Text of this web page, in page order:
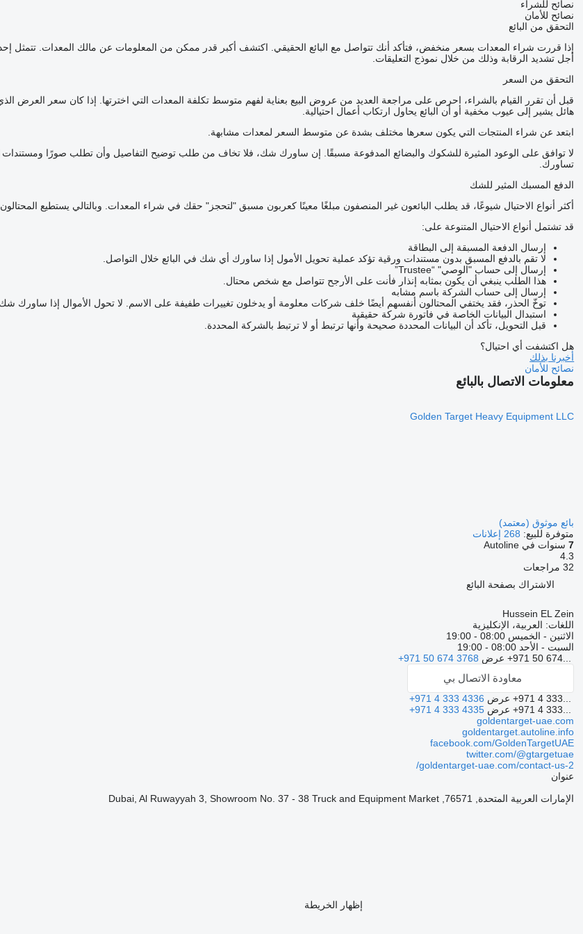
نصائح للشراء
نصائح للأمان
التحقق من البائع
إذا قررت شراء المعدات بسعر منخفض، فتأكد أنك تتواصل مع البائع الحقيقي. اكتشف أكبر قدر ممكن من المعلومات عن مالك المعدات.
أجل تشديد الرقابة وذلك من خلال نموذج التعليقات.
التحقق من السعر
قبل أن تقرر القيام بالشراء، احرص على مراجعة العديد من عروض البيع بعناية لفهم متوسط تكلفة المعدات التي اخترتها. إذا كان سعر
هائل يشير إلى عيوب مخفية أو أن البائع يحاول ارتكاب أعمال احتيالية.
ابتعد عن شراء المنتجات التي يكون سعرها مختلف بشدة عن متوسط السعر لمعدات مشابهة.
لا توافق على الوعود المثيرة للشكوك والبضائع المدفوعة مسبقًا. إن ساورك شك، فلا تخاف من طلب توضيح التفاصيل وأن تطلب صورًا
تساورك.
الدفع المسبك المثير للشك
أكثر أنواع الاحتيال شيوعًا، قد يطلب البائعون غير المنصفون مبلغًا معينًا كعربون مسبق "لتحجز" حقك في شراء المعدات. وبالتالي يستطيع
قد تشتمل أنواع الاحتيال المتنوعة على:
إرسال الدفعة المسبقة إلى البطاقة
لا تقم بالدفع المسبق بدون مستندات ورقية تؤكد عملية تحويل الأمول إذا ساورك أي شك في البائع خلال التواصل.
إرسال إلى حساب "الوصي" “Trustee”
هذا الطلب ينبغي أن يكون بمثابه إنذار فأنت على الأرجح تتواصل مع شخص محتال.
إرسال إلى حساب الشركة باسم مشابه
توخّ الحذر، فقد يختفي المحتالون أنفسهم أيضًا خلف شركات معلومة أو يدخلون تغييرات طفيفة على الاسم. لا تحول الأموال إذا ساورك
استبدال البيانات الخاصة في فاتورة شركة حقيقية
قبل التحويل، تأكد أن البيانات المحددة صحيحة وأنها ترتبط أو لا ترتبط بالشركة المحددة.
هل اكتشفت أي احتيال؟
أخبرنا بذلك
نصائح للأمان
معلومات الاتصال بالبائع
Golden Target Heavy Equipment LLC
بائع موثوق (معتمد)
متوفرة للبيع: 268 إعلانات
7سنوات في Autoline
4.3
32 مراجعات
الاشتراك بصفحة البائع
Hussein EL Zein
اللغات: العربية، الإنكليزية
الاثنين - الخميس 08:00 - 19:00
السبت - الأحد 08:00 - 19:00
+971 50 674... عرض +971 50 674 3768
معاودة الاتصال بي
+971 4 333... عرض +971 4 333 4336
+971 4 333... عرض +971 4 333 4335
goldentarget-uae.com
goldentarget.autoline.info
facebook.com/GoldenTargetUAE
twitter.com/@gtargetuae
goldentarget-uae.com/contact-us-2/
عنوان
الإمارات العربية المتحدة, 76571, Dubai, Al Ruwayyah 3, Showroom No. 37 - 38 Truck and Equipment Market
إظهار الخريطة